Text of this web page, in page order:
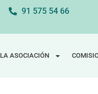
91 575 54 66
LA ASOCIACIÓN